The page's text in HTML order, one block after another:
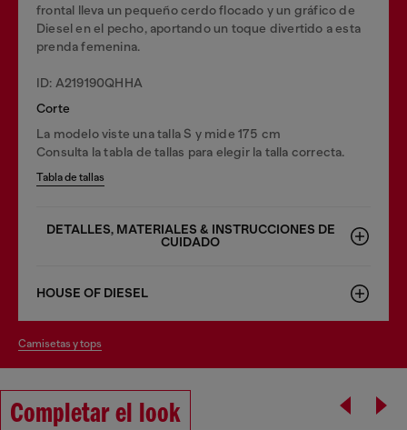
frontal lleva un pequeño cerdo flocado y un gráfico de
Diesel en el pecho, aportando un toque divertido a esta
prenda femenina.
ID: A219190QHHA
Corte
La modelo viste una talla S y mide 175 cm
Consulta la tabla de tallas para elegir la talla correcta.
Tabla de tallas
DETALLES, MATERIALES & INSTRUCCIONES DE
CUIDADO
HOUSE OF DIESEL
camisetas y tops
Completar el look